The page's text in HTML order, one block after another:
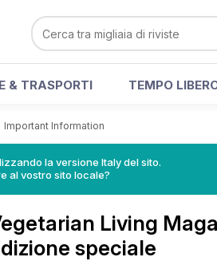
& TRASPORTI TEMPO
Important Information
la versione Italy del sito.
al vostro sito locale?
Living
speciale